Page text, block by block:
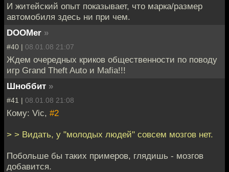
И житейский опыт показывает, что марка/размер
автомобиля здесь ни при чем.
DOOMer »
#40 | 08.01.08 21:07
Ждем очередных криков общественности по поводу
игр Grand Theft Auto и Mafia!!!
Шноббит »
#41 | 08.01.08 21:08
Кому: Vic, #2
> > Видать, у "молодых людей" совсем мозгов нет.
Побольше бы таких примеров, глядишь - мозгов
добавится.